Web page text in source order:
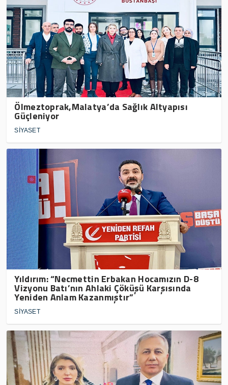
Ölmeztoprak,Malatya’da Sağlık Altyapısı
Güçleniyor
SİYASET
Yıldırım: “Necmettin Erbakan Hocamızın D-8
Vizyonu Batı’nın Ahlaki Çöküşü Karşısında
Yeniden Anlam Kazanmıştır”
SİYASET